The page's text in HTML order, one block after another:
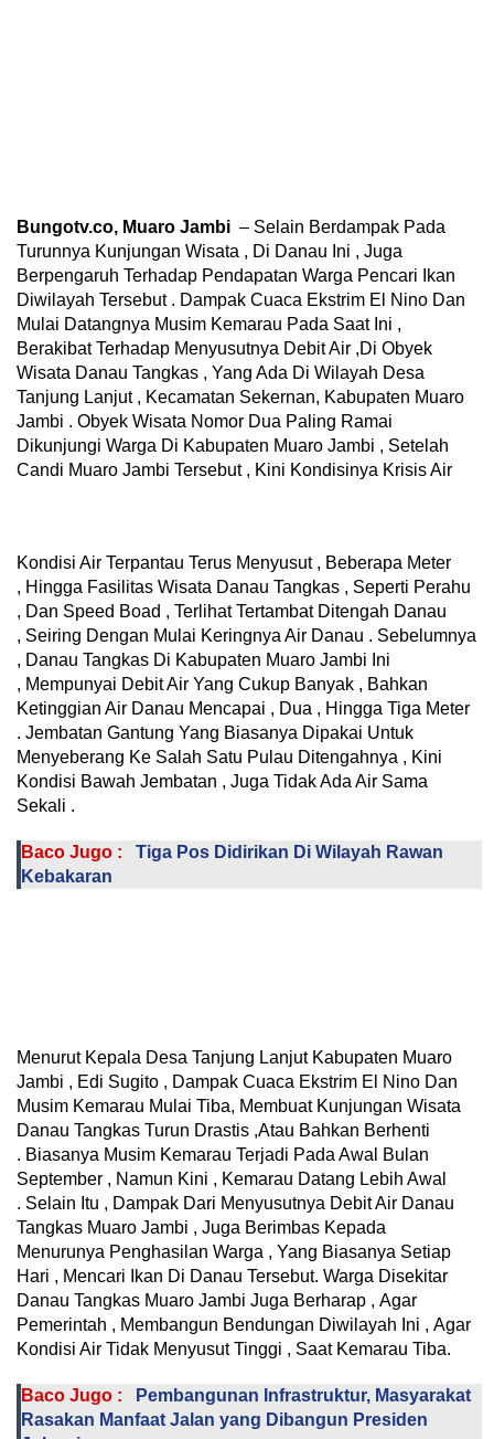
Bungotv.co, Muaro Jambi – Selain Berdampak Pada
Turunnya Kunjungan Wisata , Di Danau Ini , Juga
Berpengaruh Terhadap Pendapatan Warga Pencari Ikan
Diwilayah Tersebut . Dampak Cuaca Ekstrim El Nino Dan
Mulai Datangnya Musim Kemarau Pada Saat Ini ,
Berakibat Terhadap Menyusutnya Debit Air ,Di Obyek
Wisata Danau Tangkas , Yang Ada Di Wilayah Desa
Tanjung Lanjut , Kecamatan Sekernan, Kabupaten Muaro
Jambi . Obyek Wisata Nomor Dua Paling Ramai
Dikunjungi Warga Di Kabupaten Muaro Jambi , Setelah
Candi Muaro Jambi Tersebut , Kini Kondisinya Krisis Air
Kondisi Air Terpantau Terus Menyusut , Beberapa Meter
, Hingga Fasilitas Wisata Danau Tangkas , Seperti Perahu
, Dan Speed Boad , Terlihat Tertambat Ditengah Danau
, Seiring Dengan Mulai Keringnya Air Danau . Sebelumnya
, Danau Tangkas Di Kabupaten Muaro Jambi Ini
, Mempunyai Debit Air Yang Cukup Banyak , Bahkan
Ketinggian Air Danau Mencapai , Dua , Hingga Tiga Meter
. Jembatan Gantung Yang Biasanya Dipakai Untuk
Menyeberang Ke Salah Satu Pulau Ditengahnya , Kini
Kondisi Bawah Jembatan , Juga Tidak Ada Air Sama
Sekali .
Baco Jugo :
Tiga Pos Didirikan Di Wilayah Rawan
Kebakaran
Menurut Kepala Desa Tanjung Lanjut Kabupaten Muaro
Jambi , Edi Sugito , Dampak Cuaca Ekstrim El Nino Dan
Musim Kemarau Mulai Tiba, Membuat Kunjungan Wisata
Danau Tangkas Turun Drastis ,Atau Bahkan Berhenti
. Biasanya Musim Kemarau Terjadi Pada Awal Bulan
September , Namun Kini , Kemarau Datang Lebih Awal
. Selain Itu , Dampak Dari Menyusutnya Debit Air Danau
Tangkas Muaro Jambi , Juga Berimbas Kepada
Menurunya Penghasilan Warga , Yang Biasanya Setiap
Hari , Mencari Ikan Di Danau Tersebut. Warga Disekitar
Danau Tangkas Muaro Jambi Juga Berharap , Agar
Pemerintah , Membangun Bendungan Diwilayah Ini , Agar
Kondisi Air Tidak Menyusut Tinggi , Saat Kemarau Tiba.
Baco Jugo :
Pembangunan Infrastruktur, Masyarakat
Rasakan Manfaat Jalan yang Dibangun Presiden